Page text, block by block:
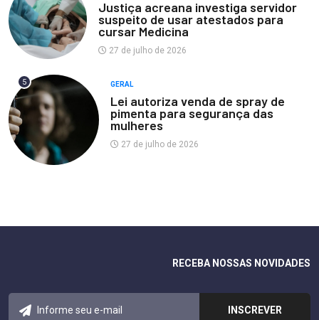
Justiça acreana investiga servidor
suspeito de usar atestados para
cursar Medicina
27 de julho de 2026
5 GERAL
Lei autoriza venda de spray de
pimenta para segurança das
mulheres
27 de julho de 2026
RECEBA NOSSAS NOVIDADES